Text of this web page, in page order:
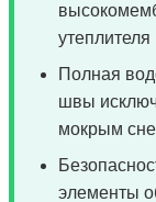
Полная
швы
мокрым
элементы